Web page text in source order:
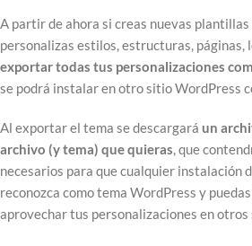
A partir de ahora si creas nuevas
personalizas estilos, estructuras, páginas,
exportar todas tus personalizaciones
se podrá instalar en otro sitio WordPress
Al exportar el tema se descargará un
archivo (y tema) que quieras, que
necesarios para que cualquier instalación
reconozca como tema WordPress y
aprovechar tus personalizaciones en otros